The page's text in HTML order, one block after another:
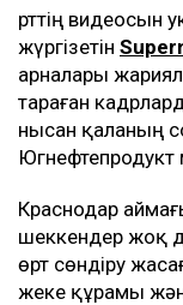
Өрттің видеосын
жүргізетін
арналары
тараған
нысан қаланың
Югнефтепродукт
Краснодар
шеккендер жоқ
өрт сөндіру
жеке құрамы